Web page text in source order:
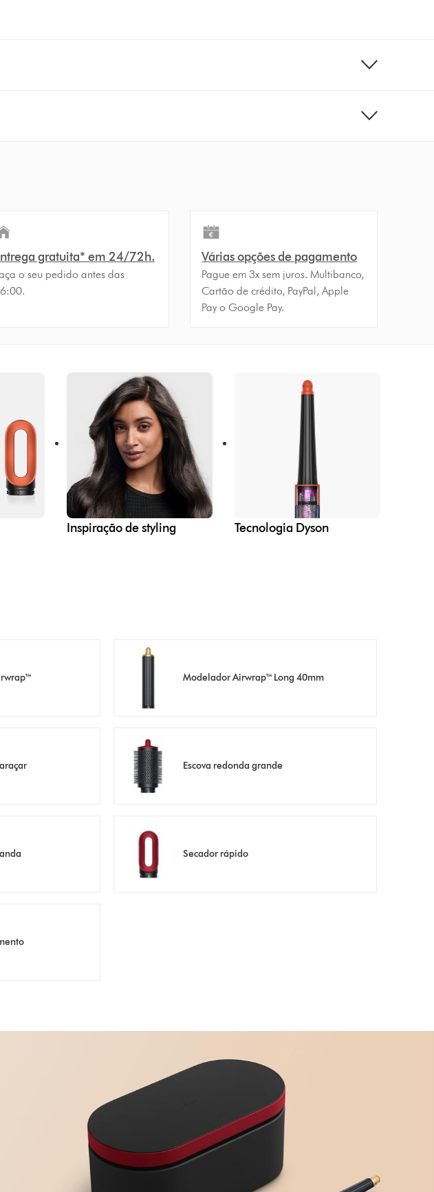
gratuita* em 24/72h.
o seu pedido antes das
Várias opções de pagamento
Pague em 3x sem juros. Multibanco,
Cartão de crédito, PayPal, Apple
Pay o Google Pay.
Inspiração de styling Tecnologia Dyson
Modelador Airwrap™ Long 40mm
Escova redonda grande
Secador rápido